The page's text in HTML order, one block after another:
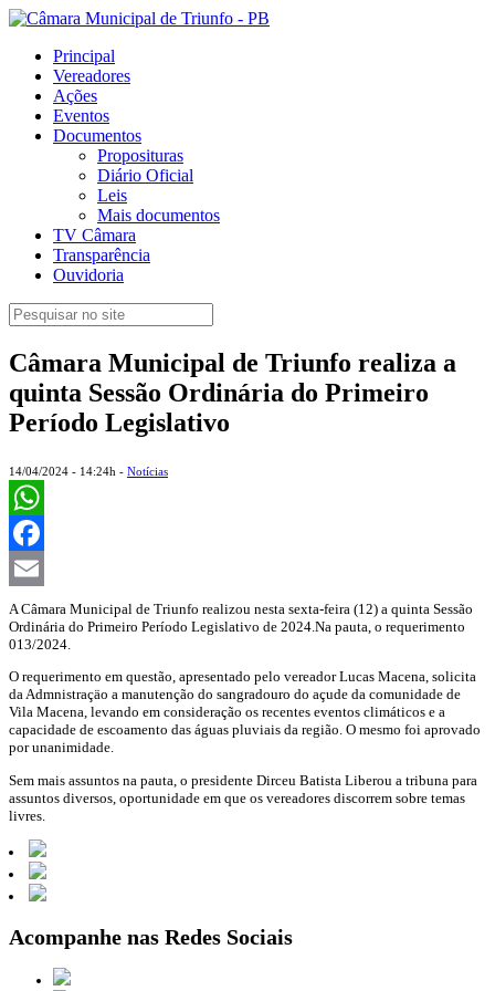
Principal
Vereadores
Ações
Eventos
Documentos
Proposituras
Diário Oficial
Leis
Mais documentos
TV Câmara
Transparência
Ouvidoria
Câmara Municipal de Triunfo realiza a
quinta Sessão Ordinária do Primeiro
Período Legislativo
14/04/2024 - 14:24h - Notícias
WhatsApp
Facebook
Email
A Câmara Municipal de Triunfo realizou nesta sexta-feira (12) a quinta Sessão
Ordinária do Primeiro Período Legislativo de 2024.Na pauta, o requerimento
013/2024.
O requerimento em questão, apresentado pelo vereador Lucas Macena, solicita
da Admnistraçäo a manutenção do sangradouro do açude da comunidade de
Vila Macena, levando em consideração os recentes eventos climáticos e a
capacidade de escoamento das águas pluviais da região. O mesmo foi aprovado
por unanimidade.
Sem mais assuntos na pauta, o presidente Dirceu Batista Liberou a tribuna para
assuntos diversos, oportunidade em que os vereadores discorrem sobre temas
livres.
Acompanhe nas Redes Sociais